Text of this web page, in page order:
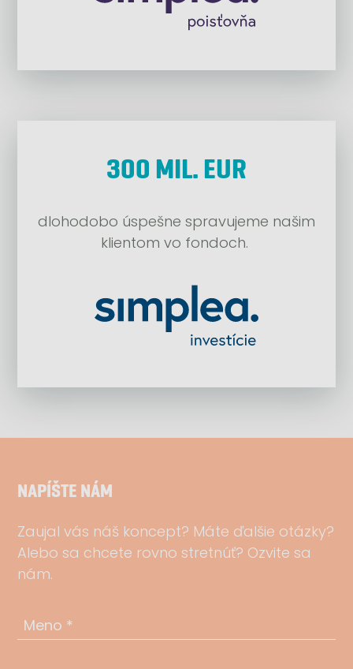
300 MIL. EUR
dlohodobo úspešne spravujeme našim
klientom vo fondoch.
NAPÍŠTE NÁM
Zaujal vás náš koncept? Máte ďalšie otázky?
Alebo sa chcete rovno stretnúť? Ozvite sa
nám.
Meno *